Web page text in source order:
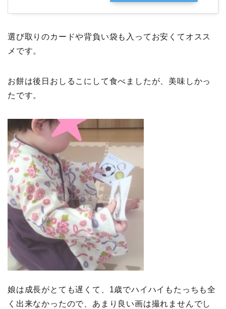
選び取りのカードや背負い袋も入ってお安くてオスス
メです。
お餅は後日おしるこにして食べましたが、美味しかっ
たです。
娘は成長がとても遅くて、1歳でハイハイもたっちも全
く出来なかったので、あまり良い画は撮れませんでし